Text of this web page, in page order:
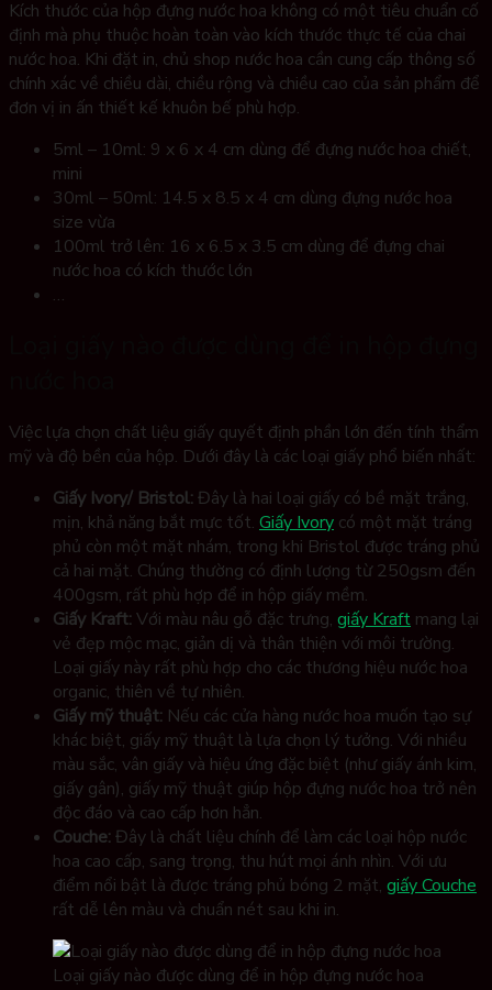
Kích thước của hộp đựng nước hoa không có một tiêu chuẩn cố
định mà phụ thuộc hoàn toàn vào kích thước thực tế của chai
nước hoa. Khi đặt in, chủ shop nước hoa cần cung cấp thông số
chính xác về chiều dài, chiều rộng và chiều cao của sản phẩm để
đơn vị in ấn thiết kế khuôn bế phù hợp.
5ml – 10ml: 9 x 6 x 4 cm dùng để đựng nước hoa chiết,
mini
30ml – 50ml: 14.5 x 8.5 x 4 cm dùng đựng nước hoa
size vừa
100ml trở lên: 16 x 6.5 x 3.5 cm dùng để đựng chai
nước hoa có kích thước lớn
…
Việc lựa chọn chất liệu giấy quyết định phần lớn đến tính thẩm
mỹ và độ bền của hộp. Dưới đây là các loại giấy phổ biến nhất:
Giấy Ivory/ Bristol:Đây là hai loại giấy có bề mặt trắng,
mịn, khả năng bắt mực tốt. Giấy Ivory có một mặt tráng
phủ còn một mặt nhám, trong khi Bristol được tráng phủ
cả hai mặt. Chúng thường có định lượng từ 250gsm đến
400gsm, rất phù hợp để in hộp giấy mềm.
Giấy Kraft:Với màu nâu gỗ đặc trưng, giấy Kraft mang lại
vẻ đẹp mộc mạc, giản dị và thân thiện với môi trường.
Loại giấy này rất phù hợp cho các thương hiệu nước hoa
organic, thiên về tự nhiên.
Giấy mỹ thuật: Nếu các cửa hàng nước hoa muốn tạo sự
khác biệt, giấy mỹ thuật là lựa chọn lý tưởng. Với nhiều
màu sắc, vân giấy và hiệu ứng đặc biệt (như giấy ánh kim,
giấy gân), giấy mỹ thuật giúp hộp đựng nước hoa trở nên
độc đáo và cao cấp hơn hẳn.
Couche:Đây là chất liệu chính để làm các loại hộp nước
hoa cao cấp, sang trọng, thu hút mọi ánh nhìn. Với ưu
điểm nổi bật là được tráng phủ bóng 2 mặt, giấy Couche
rất dễ lên màu và chuẩn nét sau khi in.
Loại giấy nào được dùng để in hộp đựng nước hoa